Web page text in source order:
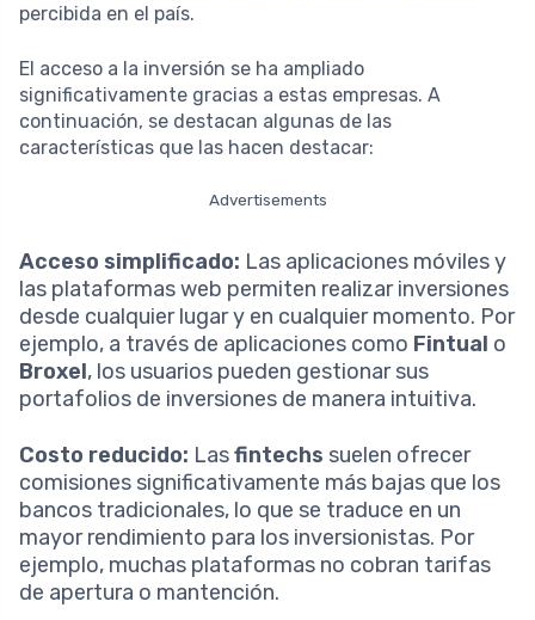
percibida en el país.
El acceso a la inversión se ha ampliado
significativamente gracias a estas empresas. A
continuación, se destacan algunas de las
características que las hacen destacar:
Advertisements
Acceso simplificado: Las aplicaciones móviles y
las plataformas web permiten realizar inversiones
desde cualquier lugar y en cualquier momento. Por
ejemplo, a través de aplicaciones como Fintual o
Broxel, los usuarios pueden gestionar sus
portafolios de inversiones de manera intuitiva.
Costo reducido: Lasfintechs suelen ofrecer
comisiones significativamente más bajas que los
bancos tradicionales, lo que se traduce en un
mayor rendimiento para los inversionistas. Por
ejemplo, muchas plataformas no cobran tarifas
de apertura o mantención.